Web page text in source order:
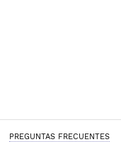
PREGUNTAS FRECUENTES